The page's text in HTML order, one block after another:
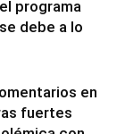
programa
debe a lo
en
fuertes